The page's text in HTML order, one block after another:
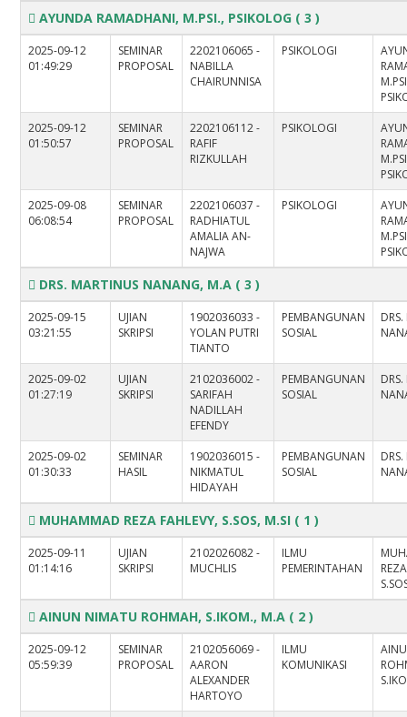
AYUNDA RAMADHANI, M.PSI., PSIKOLOG ( 3 )
2025-09-12
01:49:29
SEMINAR
PROPOSAL
2202106065 -
NABILLA
CHAIRUNNISA
PSIKOLOGI
2025-09-12
01:50:57
SEMINAR
PROPOSAL
2202106112 -
RAFIF
RIZKULLAH
PSIKOLOGI
2025-09-08
06:08:54
SEMINAR
PROPOSAL
2202106037 -
RADHIATUL
AMALIA AN-
NAJWA
PSIKOLOGI
DRS. MARTINUS NANANG, M.A ( 3 )
2025-09-15
03:21:55
UJIAN
SKRIPSI
1902036033 -
YOLAN PUTRI
TIANTO
PEMBANGUNAN
SOSIAL
2025-09-02
01:27:19
UJIAN
SKRIPSI
2102036002 -
SARIFAH
NADILLAH
EFENDY
PEMBANGUNAN
SOSIAL
2025-09-02
01:30:33
SEMINAR
HASIL
1902036015 -
NIKMATUL
HIDAYAH
PEMBANGUNAN
SOSIAL
MUHAMMAD REZA FAHLEVY, S.SOS, M.SI ( 1 )
2025-09-11
01:14:16
UJIAN
SKRIPSI
2102026082 -
MUCHLIS
ILMU
PEMERINTAHAN
AINUN NIMATU ROHMAH, S.IKOM., M.A ( 2 )
2025-09-12
05:59:39
SEMINAR
PROPOSAL
2102056069 -
AARON
ALEXANDER
HARTOYO
ILMU
KOMUNIKASI